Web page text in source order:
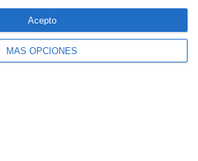
MÁS OPCIONES
Acepto